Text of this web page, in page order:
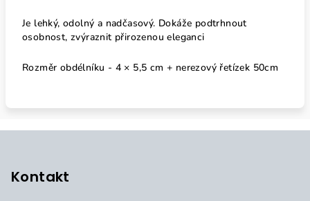
Je lehký, odolný a nadčasový. Dokáže podtrhnout
osobnost, zvýraznit přirozenou eleganci
Rozměr obdélníku - 4 × 5,5 cm + nerezový řetízek 50cm
Kontakt